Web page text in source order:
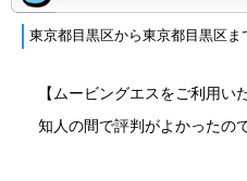
東京都目黒区から東京都目黒区ま
【ムービングエスをご利用い
知人の間で評判がよかったので